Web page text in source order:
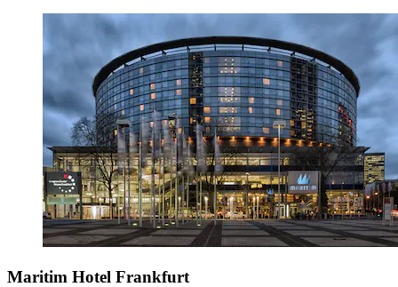
Maritim Hotel Frankfurt